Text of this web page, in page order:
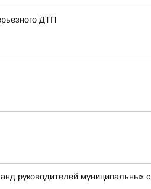
ДТП
руководителей муниципальных